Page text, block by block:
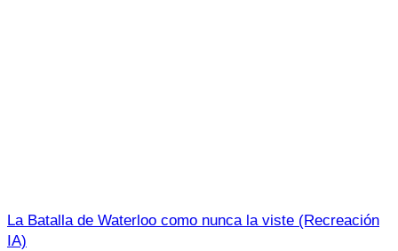
La Batalla de Waterloo como nunca la viste (Recreación
IA)